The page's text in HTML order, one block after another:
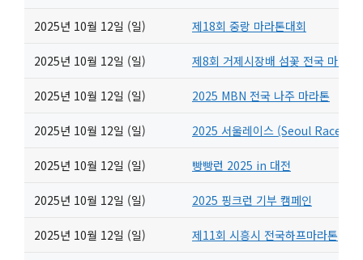
2025년 10월 12일 (일) 제18회 중랑 마라톤대회
2025년 10월 12일 (일) 제8회 거제시장배 섬꽃 전국 마라톤
2025년 10월 12일 (일) 2025 MBN 전국 나주 마라톤
2025년 10월 12일 (일) 2025 서울레이스 (Seoul Race)
2025년 10월 12일 (일) 빵빵런 2025 in 대전
2025년 10월 12일 (일) 2025 핑크런 기부 캠페인
2025년 10월 12일 (일) 제11회 시흥시 전국하프마라톤